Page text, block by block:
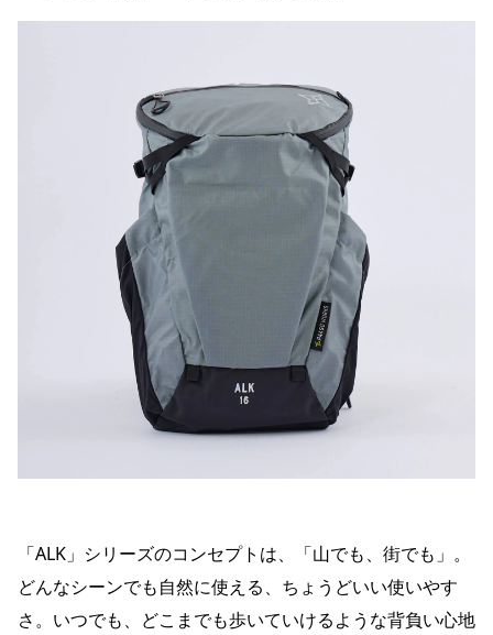
「ALK」シリーズのコンセプトは、「山でも、街でも」。
どんなシーンでも自然に使える、ちょうどいい使いやす
さ。いつでも、どこまでも歩いていけるような背負い心地